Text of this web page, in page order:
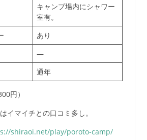
キャンプ場内にシャワー
室有。
あり
—
通年
円）
イマイチとの口コミ多し。
shiraoi.net/play/poroto-camp/